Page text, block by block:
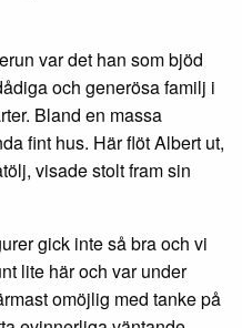
var det han som bjöd
och generösa familj i
Bland en massa
fint hus. Här flöt Albert ut,
visade stolt fram sin
gick inte så bra och vi
lite här och var under
omöjlig med tanke på